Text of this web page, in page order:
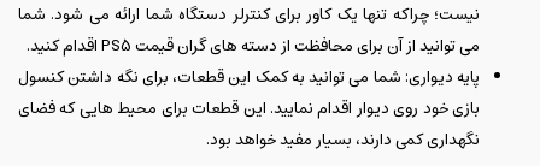
نیست؛ چراکه تنها یک کاور برای کنترلر دستگاه شما ارائه می شود. شما
می توانید از آن برای محافظت از دسته های گران قیمت PS5 اقدام کنید.
پایه دیواری: شما می توانید به کمک این قطعات، برای نگه داشتن کنسول
بازی خود روی دیوار اقدام نمایید. این قطعات برای محیط هایی که فضای
نگهداری کمی دارند، بسیار مفید خواهد بود.